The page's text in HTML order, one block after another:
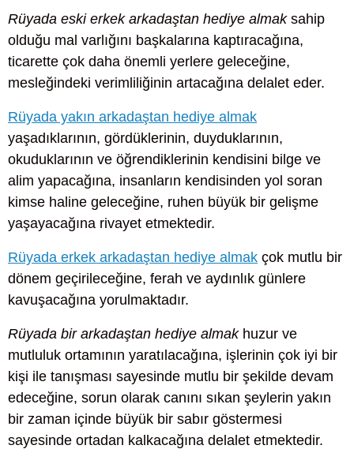
Rüyada eski erkek arkadaştan hediye almaksahip
olduğu mal varlığını başkalarına kaptıracağına,
ticarette çok daha önemli yerlere geleceğine,
mesleğindeki verimliliğinin artacağına delalet eder.
Rüyada yakın arkadaştan hediye almak
yaşadıklarının, gördüklerinin, duyduklarının,
okuduklarının ve öğrendiklerinin kendisini bilge ve
alim yapacağına, insanların kendisinden yol soran
kimse haline geleceğine, ruhen büyük bir gelişme
yaşayacağına rivayet etmektedir.
Rüyada erkek arkadaştan hediye almak çok mutlu bir
dönem geçirileceğine, ferah ve aydınlık günlere
kavuşacağına yorulmaktadır.
Rüyada bir arkadaştan hediye almakhuzur ve
mutluluk ortamının yaratılacağına, işlerinin çok iyi bir
kişi ile tanışması sayesinde mutlu bir şekilde devam
edeceğine, sorun olarak canını sıkan şeylerin yakın
bir zaman içinde büyük bir sabır göstermesi
sayesinde ortadan kalkacağına delalet etmektedir.